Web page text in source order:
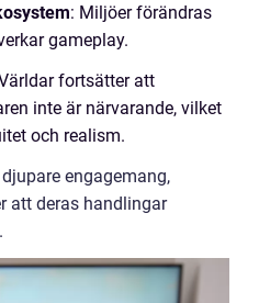
: Miljöer förändras
gameplay.
fortsätter att
inte är närvarande, vilket
och realism.
engagemang,
att deras handlingar